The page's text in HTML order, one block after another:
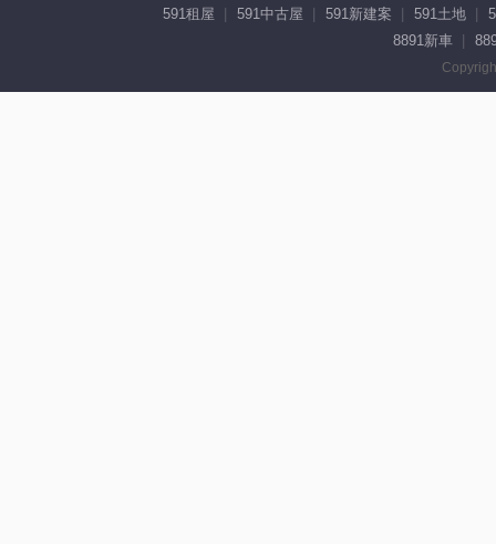
591租屋 591中古屋 591新建案 591土地
8891新車